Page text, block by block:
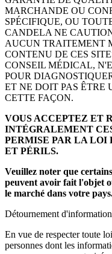
MARCHANDE OU
SPÉCIFIQUE, OU
CANDELA NE
AUCUN TRAITEMENT
CONTENU DE CES
CONSEIL MÉDICAL,
POUR
ET NE DOIT PAS ÊTRE
CETTE FAÇON.
VOUS ACCEPTEZ ET
INTÉGRALEMENT
PERMISE PAR LA LOI
ET PÉRILS.
Veuillez noter que
peuvent avoir fait l'objet
le marché dans votre
Détournement
En vue de respecter toute
personnes dont les